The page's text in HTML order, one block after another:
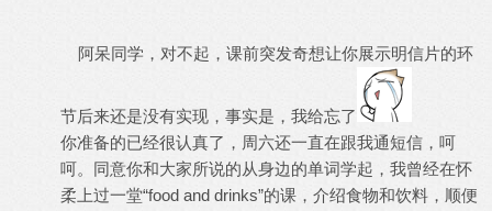
阿呆同学，对不起，课前突发奇想让你展示明信片的环
节后来还是没有实现，事实是，我给忘了
你准备的已经很认真了，周六还一直在跟我通短信，呵
呵。同意你和大家所说的从身边的单词学起，我曾经在怀
柔上过一堂“food and drinks”的课，介绍食物和饮料，顺便